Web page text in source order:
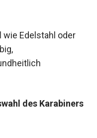
wie Edelstahl oder
des Karabiners